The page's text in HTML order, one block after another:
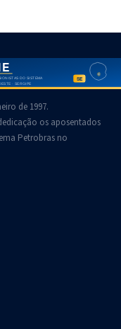
de 1997.
os aposentados
Petrobras no